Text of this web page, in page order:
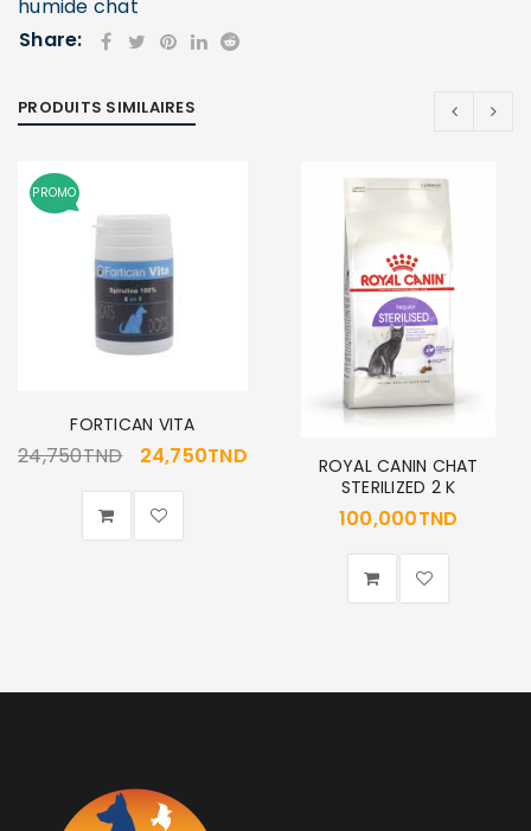
humide chat
Share:
PRODUITS SIMILAIRES
PROMO
FORTICAN VITA
24,750TND 24,750TND
ROYAL CANIN CHAT
STERILIZED 2 K
100,000TND